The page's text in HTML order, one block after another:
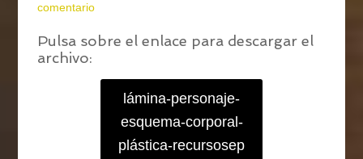
comentario
Pulsa sobre el enlace para descargar el
archivo:
lámina-personaje-
esquema-corporal-
plástica-recursosep